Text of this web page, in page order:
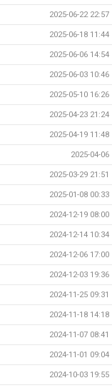
2025-06-22 22:57
2025-06-18 11:44
2025-06-06 14:54
2025-06-03 10:46
2025-05-10 16:26
2025-04-23 21:24
2025-04-19 11:48
2025-04-06
2025-03-29 21:51
2025-01-08 00:33
2024-12-19 08:00
2024-12-14 10:34
2024-12-06 17:00
2024-12-03 19:36
2024-11-25 09:31
2024-11-18 14:18
2024-11-07 08:41
2024-11-01 09:04
2024-10-03 19:55